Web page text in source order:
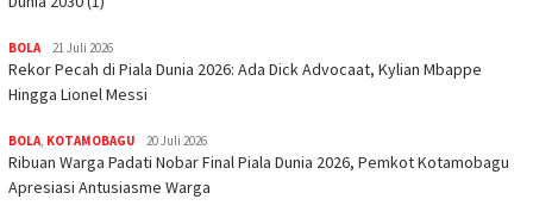
BOLA 21 Juli 2026
Rekor Pecah di Piala Dunia 2026: Ada Dick Advocaat, Kylian Mbappe
Hingga Lionel Messi
BOLA, KOTAMOBAGU 20 Juli 2026
Ribuan Warga Padati Nobar Final Piala Dunia 2026, Pemkot Kotamobagu
Apresiasi Antusiasme Warga